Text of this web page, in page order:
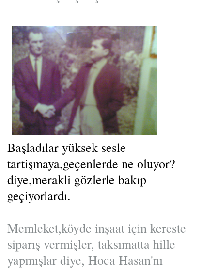
Başladılar yüksek sesle
tartişmaya,geçenlerde ne oluyor?
diye,merakli gözlerle bakıp
geçiyorlardı.
Memleket,köyde inşaat için kereste
siparış vermişler, taksımatta hille
yapmışlar diye, Hoca Hasan'nı